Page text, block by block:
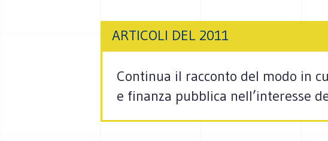
ARTICOLI DEL 2011
Continua il racconto del modo in
e finanza pubblica nell’interesse